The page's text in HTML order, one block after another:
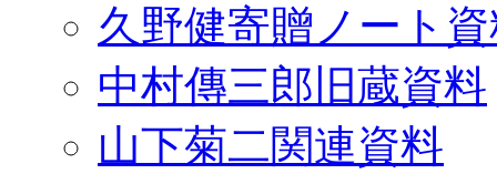
久野健寄贈ノート
中村傳三郎旧蔵資料
山下菊二関連資料